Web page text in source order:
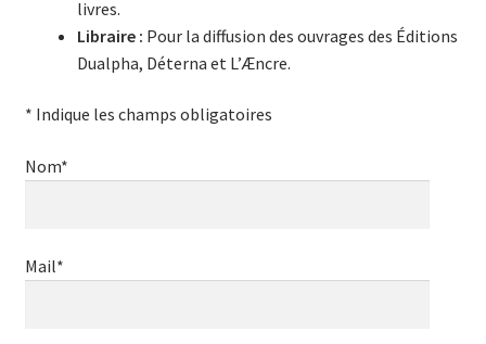
Politique de confidentialité et cookies
Qui sommes-nous ?
Suivi de la Commande
livres.
Libraire : Pour la diffusion des ouvrages des Éditions
Dualpha, Déterna et L’Æncre.
* Indique les champs obligatoires
Nom*
Mail*